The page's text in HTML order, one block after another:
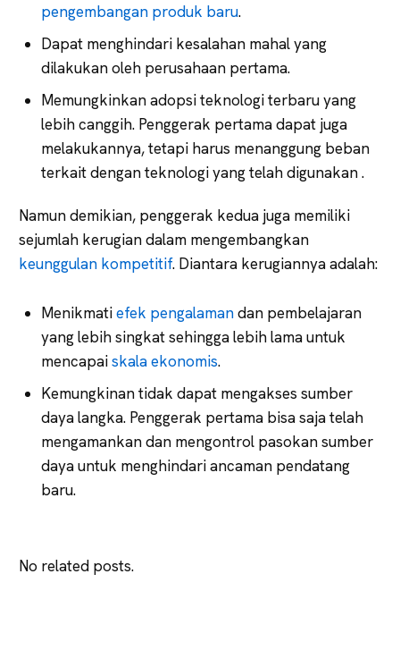
pengembangan produk baru.
Dapat menghindari kesalahan mahal yang
dilakukan oleh perusahaan pertama.
Memungkinkan adopsi teknologi terbaru yang
lebih canggih. Penggerak pertama dapat juga
melakukannya, tetapi harus menanggung beban
terkait dengan teknologi yang telah digunakan .
Namun demikian, penggerak kedua juga memiliki
sejumlah kerugian dalam mengembangkan
keunggulan kompetitif. Diantara kerugiannya adalah:
Menikmatiefek pengalamandan pembelajaran
yang lebih singkat sehingga lebih lama untuk
mencapaiskala ekonomis.
Kemungkinan tidak dapat mengakses sumber
daya langka. Penggerak pertama bisa saja telah
mengamankan dan mengontrol pasokan sumber
daya untuk menghindari ancaman pendatang
baru.
No related posts.